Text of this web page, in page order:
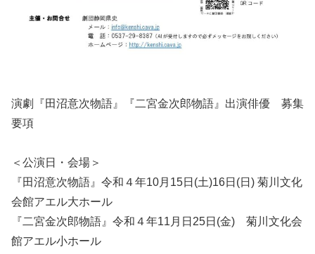
演劇『田沼意次物語』『二宮金次郎物語』出演俳優 募集
要項
＜公演日・会場＞
『田沼意次物語』令和４年10月15日(土)16日(日) 菊川文化
会館アエル大ホール
『二宮金次郎物語』令和４年11月日25日(金) 菊川文化会
館アエル小ホール